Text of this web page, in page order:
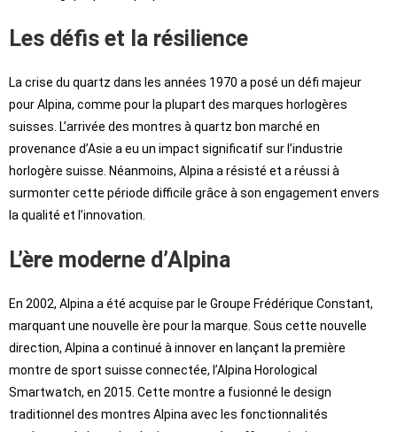
Les défis et la résilience
La crise du quartz dans les années 1970 a posé un défi majeur
pour Alpina, comme pour la plupart des marques horlogères
suisses. L’arrivée des montres à quartz bon marché en
provenance d’Asie a eu un impact significatif sur l’industrie
horlogère suisse. Néanmoins, Alpina a résisté et a réussi à
surmonter cette période difficile grâce à son engagement envers
la qualité et l’innovation.
L’ère moderne d’Alpina
En 2002, Alpina a été acquise par le Groupe Frédérique Constant,
marquant une nouvelle ère pour la marque. Sous cette nouvelle
direction, Alpina a continué à innover en lançant la première
montre de sport suisse connectée, l’Alpina Horological
Smartwatch, en 2015. Cette montre a fusionné le design
traditionnel des montres Alpina avec les fonctionnalités